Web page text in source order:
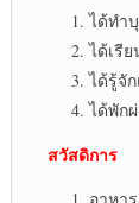
ได้ทำ
ได้เรี
ได้รู้จั
ได้พัก
สวัสดิการ